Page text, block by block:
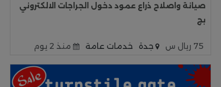
صيانة واصلاح ذراع عمود دخول الجراجات الالكتروني
بج
75 ريال س جدة خدمات عامة منذ 2 يوم